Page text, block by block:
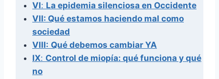
VI: La epidemia silenciosa en Occidente
VII: Qué estamos haciendo mal como
sociedad
VIII: Qué debemos cambiar YA
IX: Control de miopía: qué funciona y qué
no